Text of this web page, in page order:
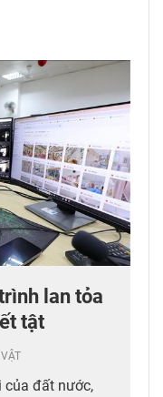
lan tỏa
tật
của đất nước,